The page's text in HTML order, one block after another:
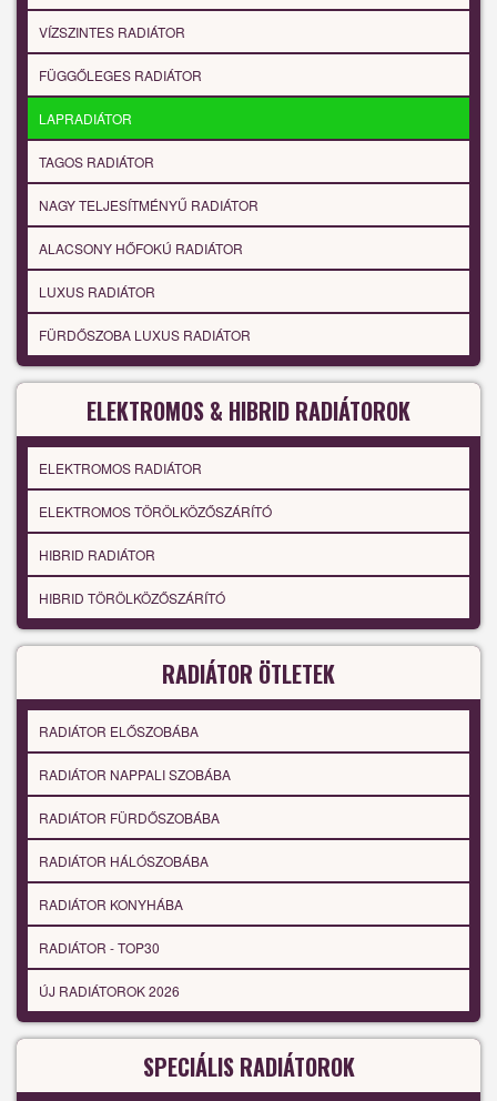
VÍZSZINTES RADIÁTOR
FÜGGŐLEGES RADIÁTOR
LAPRADIÁTOR
TAGOS RADIÁTOR
NAGY TELJESÍTMÉNYŰ RADIÁTOR
ALACSONY HŐFOKÚ RADIÁTOR
LUXUS RADIÁTOR
FÜRDŐSZOBA LUXUS RADIÁTOR
ELEKTROMOS & HIBRID RADIÁTOROK
ELEKTROMOS RADIÁTOR
ELEKTROMOS TÖRÖLKÖZŐSZÁRÍTÓ
HIBRID RADIÁTOR
HIBRID TÖRÖLKÖZŐSZÁRÍTÓ
RADIÁTOR ÖTLETEK
RADIÁTOR ELŐSZOBÁBA
RADIÁTOR NAPPALI SZOBÁBA
RADIÁTOR FÜRDŐSZOBÁBA
RADIÁTOR HÁLÓSZOBÁBA
RADIÁTOR KONYHÁBA
RADIÁTOR - TOP30
ÚJ RADIÁTOROK 2026
SPECIÁLIS RADIÁTOROK